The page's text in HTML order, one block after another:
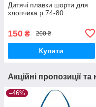
Дитячі плавки шорти для
хлопчика р.74-80
150 ₴ 200 ₴
Купити
Акційні пропозиції
–46%